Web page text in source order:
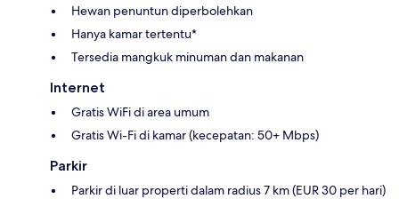
Hewan penuntun diperbolehkan
Hanya kamar tertentu*
Tersedia mangkuk minuman dan makanan
Internet
Gratis WiFi di area umum
Gratis Wi-Fi di kamar (kecepatan: 50+ Mbps)
Parkir
Parkir di luar properti dalam radius 7 km (EUR 30 per hari)